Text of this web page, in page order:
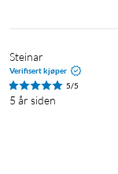
Steinar
Verifisert kjøper
5/5
5 år siden